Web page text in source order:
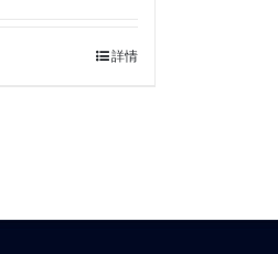
詳情